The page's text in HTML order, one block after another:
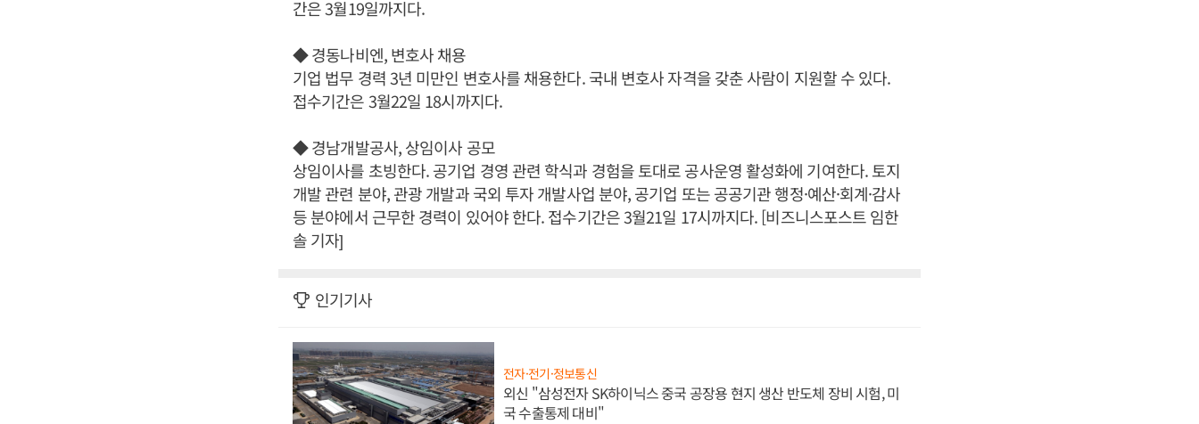
간은 3월19일까지다.
◆ 경동나비엔, 변호사 채용
기업 법무 경력 3년 미만인 변호사를 채용한다. 국내 변호사 자격을 갖춘 사람이 지원할 수 있다.
접수기간은 3월22일 18시까지다.
◆ 경남개발공사, 상임이사 공모
상임이사를 초빙한다. 공기업 경영 관련 학식과 경험을 토대로 공사운영 활성화에 기여한다. 토지
개발 관련 분야, 관광 개발과 국외 투자 개발사업 분야, 공기업 또는 공공기관 행정·예산·회계·감사
등 분야에서 근무한 경력이 있어야 한다. 접수기간은 3월21일 17시까지다. [비즈니스포스트 임한
솔 기자]
인기기사
전자·전기·정보통신
외신 "삼성전자 SK하이닉스 중국 공장용 현지 생산 반도체 장비 시험, 미
국 수출통제 대비"